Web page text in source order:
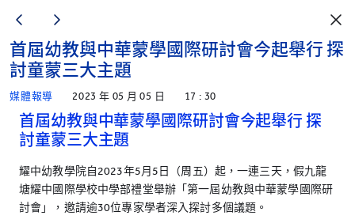
首屆幼教與中華蒙學國際研討會今起舉行 探
討童蒙三大主題
媒體報導 2023 年 05 月 05 日 17 : 30
首屆幼教與中華蒙學國際研討會今起舉行 探
討童蒙三大主題
耀中幼教學院自2023年5月5日（周五）起，一連三天，假九龍
塘耀中國際學校中學部禮堂舉辦「第一屆幼教與中華蒙學國際研
討會」，邀請逾30位專家學者深入探討多個議題。